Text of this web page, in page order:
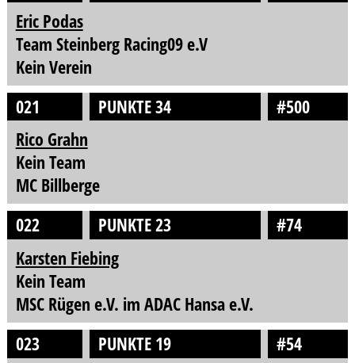
Eric Podas
Team Steinberg Racing09 e.V
Kein Verein
021
PUNKTE 34
#500
Rico Grahn
Kein Team
MC Billberge
022
PUNKTE 23
#74
Karsten Fiebing
Kein Team
MSC Rügen e.V. im ADAC Hansa e.V.
023
PUNKTE 19
#54